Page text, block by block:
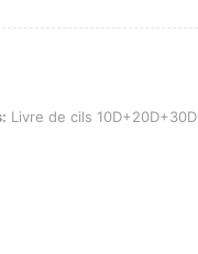
cils 10D+20D+30D+40D
Livre de cils